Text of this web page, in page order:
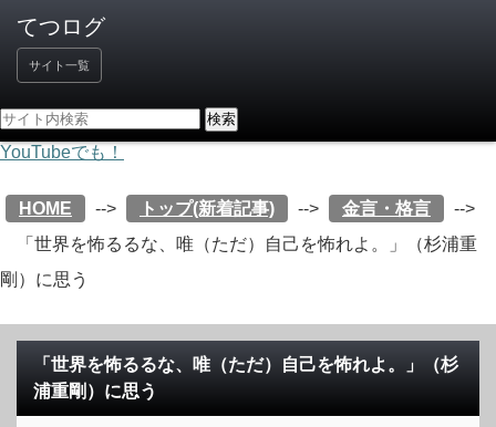
サイト一覧
YouTubeでも！
HOME --> トップ(新着記事) --> 金言・格言
-->
「世界を怖るるな、唯（ただ）自己を怖れよ。」（杉浦重
剛）に思う
「世界を怖るるな、唯（ただ）自己を怖れよ。」（杉
浦重剛）に思う